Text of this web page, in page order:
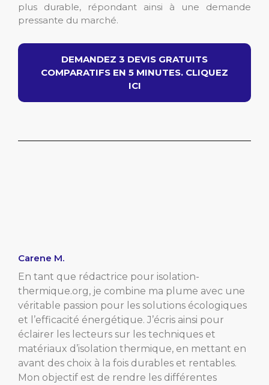
plus durable, répondant ainsi à une demande
pressante du marché.
DEMANDEZ 3 DEVIS GRATUITS
COMPARATIFS EN 5 MINUTES. CLIQUEZ
ICI
Carene M.
En tant que rédactrice pour isolation-
thermique.org, je combine ma plume avec une
véritable passion pour les solutions écologiques
et l’efficacité énergétique. J’écris ainsi pour
éclairer les lecteurs sur les techniques et
matériaux d’isolation thermique, en mettant en
avant des choix à la fois durables et rentables.
Mon objectif est de rendre les différentes